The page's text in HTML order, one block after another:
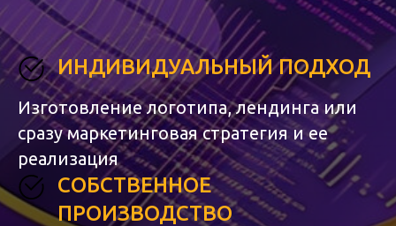
ИНДИВИДУАЛЬНЫЙ ПОДХОД
Изготовление логотипа, лендинга или
сразу маркетинговая стратегия и ее
реализация
СОБСТВЕННОЕ
ПРОИЗВОДСТВО